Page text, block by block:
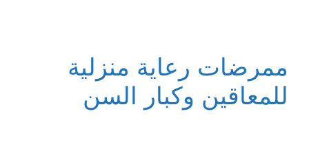
ممرضات رعاية منزلية
للمعاقين وكبار السن